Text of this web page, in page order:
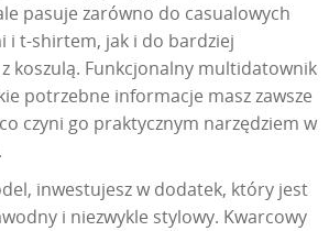
pasuje zarówno do casualowych
i t-shirtem, jak i do bardziej
koszulą. Funkcjonalny multidatownik
potrzebne informacje masz zawsze
czyni go praktycznym narzędziem w
inwestujesz w dodatek, który jest
i niezwykle stylowy. Kwarcowy